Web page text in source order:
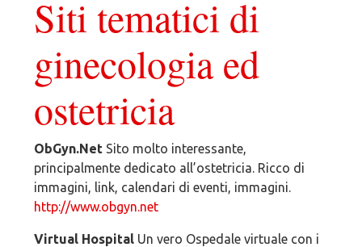
Siti tematici di
ginecologia ed
ostetricia
ObGyn.NetSito molto interessante,
principalmente dedicato all’ostetricia. Ricco di
immagini, link, calendari di eventi, immagini.
http://www.obgyn.net
Virtual HospitalUn vero Ospedale virtuale con i